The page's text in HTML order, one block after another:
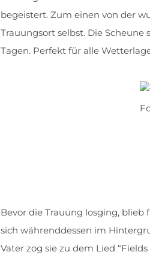
begeistert. Zum einen von der
Trauungsort selbst. Die
Tagen. Perfekt für alle
Bevor die Trauung losging,
sich währenddessen im
Vater zog sie zu dem Lied “Fields